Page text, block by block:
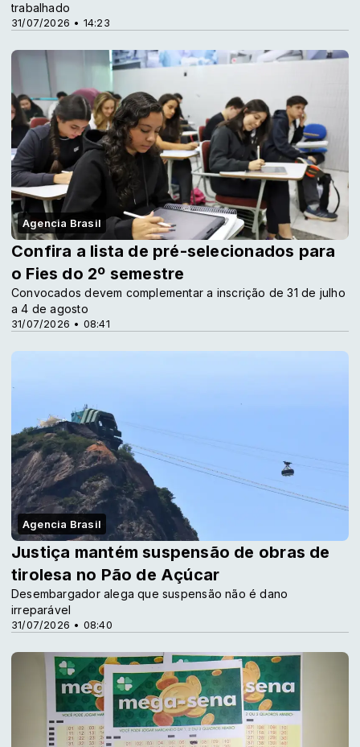
31/07/2026 • 14:23
trabalhado
Agencia Brasil
31/07/2026 • 08:41
Confira a lista de pré-selecionados para
o Fies do 2º semestre
Convocados devem complementar a inscrição de 31 de julho
a 4 de agosto
Agencia Brasil
31/07/2026 • 08:40
Justiça mantém suspensão de obras de
tirolesa no Pão de Açúcar
Desembargador alega que suspensão não é dano
irreparável